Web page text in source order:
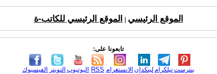
الموقع الرئيسي الموقع الرئيسي للكاتب-ة
تابعونا على:
الفيسبوك التويتر اليوتيوب RSS الانستغرام لينكدإن تيلكرامبنترست